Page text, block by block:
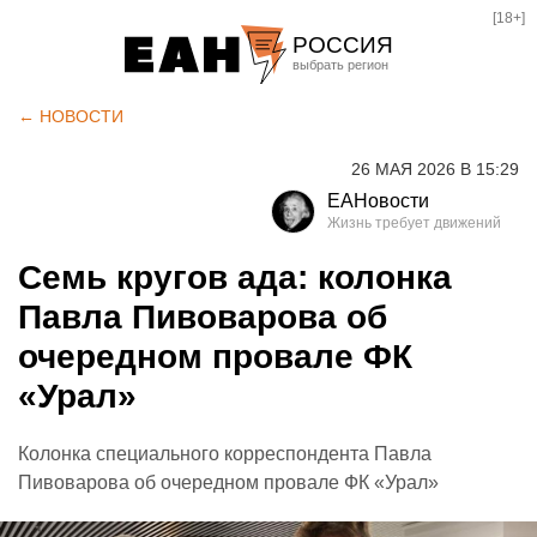
РОССИЯ
Курган
Оренбург
[18+]
← НОВОСТИ
26 МАЯ 2026 В 15:29
ЕАНовости
Семь кругов ада: колонка
Павла Пивоварова об
очередном провале ФК
«Урал»
Колонка специального корреспондента Павла
Пивоварова об очередном провале ФК «Урал»